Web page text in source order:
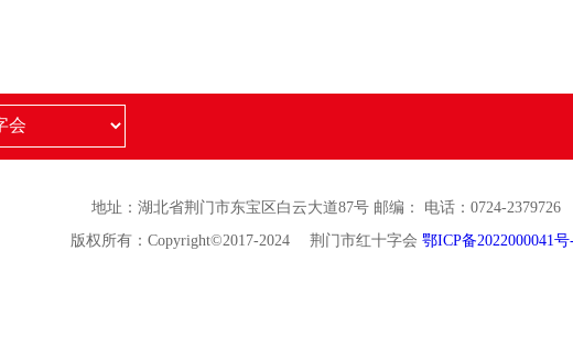
地址：湖北省荆门市东宝区白云大道87号 邮编： 电话：0724-2379726
版权所有：Copyright©2017-2024 荆门市红十字会 鄂ICP备2022000041号